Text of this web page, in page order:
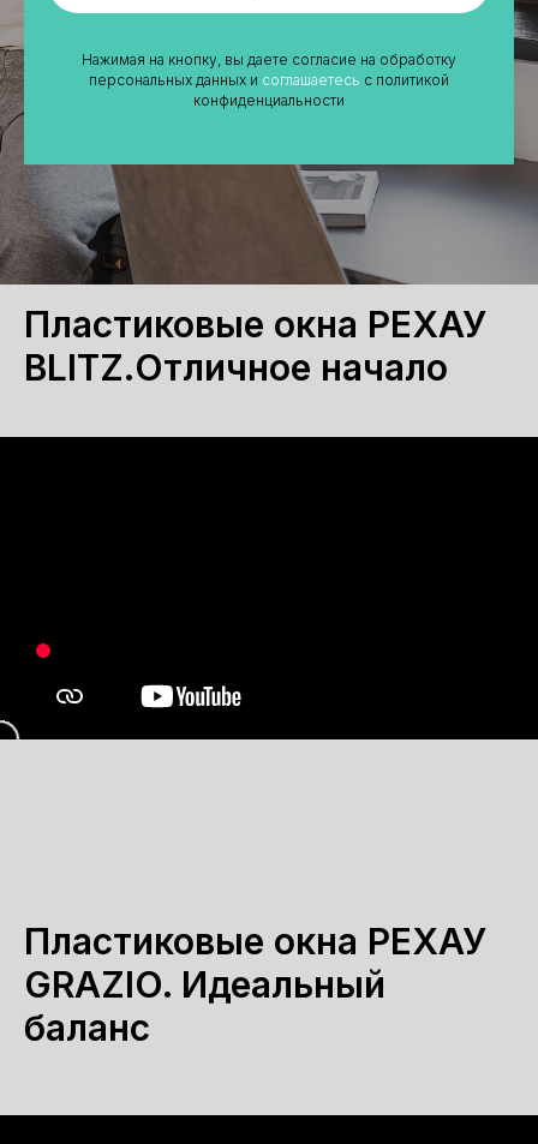
Нажимая на кнопку, вы даете согласие на обработку
персональных данных и соглашаетесь c политикой
конфиденциальности
Пластиковые окна РЕХАУ
BLITZ.Отличное начало
Пластиковые окна РЕХАУ
GRAZIO. Идеальный
баланс